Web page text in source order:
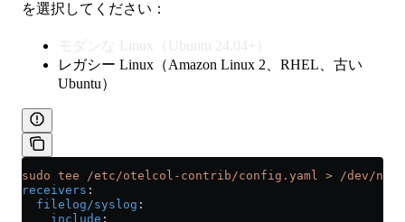
を選択してください：
モダンな Linux（Ubuntu 24.04+）
レガシー Linux（Amazon Linux 2、RHEL、古い
Ubuntu）
sudo tee /etc/otelcol-contrib/config.yaml > /dev/null
receivers :
  filelog/syslog
:
    include
: